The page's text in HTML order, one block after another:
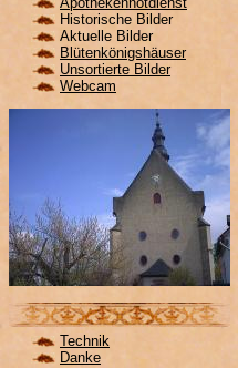
Historische Bilder
Aktuelle Bilder
Blütenkönigshäuser
Unsortierte Bilder
Webcam
Technik
Danke